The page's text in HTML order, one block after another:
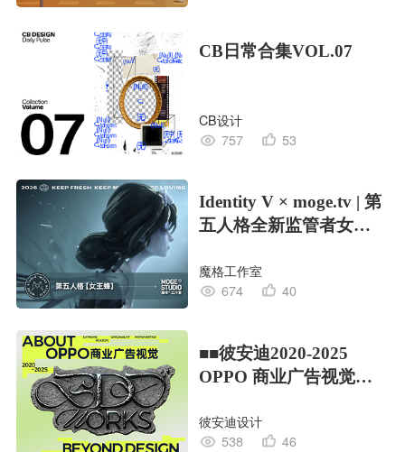
CB日常合集VOL.07
CB设计
757
53
Identity V × moge.tv | 第
五人格全新监管者女王
魔格工作室
674
40
■■彼安迪2020-2025
OPPO 商业广告视觉合
彼安迪设计
538
46